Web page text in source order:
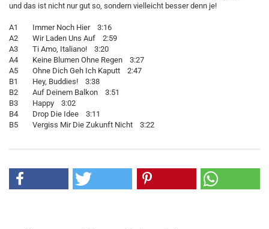
und das ist nicht nur gut so, sondern vielleicht besser denn je!
A1 Immer Noch Hier 3:16
A2 Wir Laden Uns Auf 2:59
A3 Ti Amo, Italiano! 3:20
A4 Keine Blumen Ohne Regen 3:27
A5 Ohne Dich Geh Ich Kaputt 2:47
B1 Hey, Buddies! 3:38
B2 Auf Deinem Balkon 3:51
B3 Happy 3:02
B4 Drop Die Idee 3:11
B5 Vergiss Mir Die Zukunft Nicht 3:22